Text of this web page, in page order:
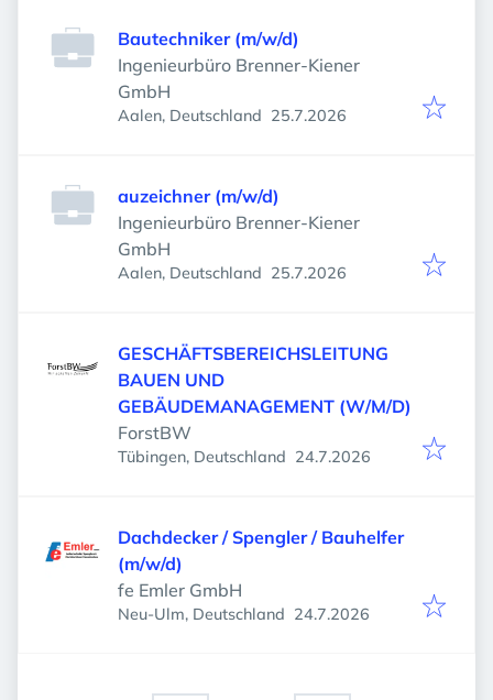
Bautechniker (m/w/d)
Ingenieurbüro Brenner-Kiener
GmbH
Aalen, Deutschland Veröffentlicht
25.7.2026
auzeichner (m/w/d)
Ingenieurbüro Brenner-Kiener
GmbH
Aalen, Deutschland Veröffentlicht
25.7.2026
GESCHÄFTSBEREICHSLEITUNG
BAUEN UND
GEBÄUDEMANAGEMENT (W/M/D)
ForstBW
Tübingen, Deutschland Veröffentlicht
24.7.2026
Dachdecker / Spengler / Bauhelfer
(m/w/d)
fe Emler GmbH
Neu-Ulm, Deutschland Veröffentlicht
24.7.2026